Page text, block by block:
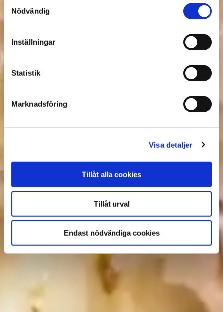
Nödvändig
Inställningar
Statistik
Marknadsföring
Visa detaljer
Tillåt alla cookies
Tillåt urval
Endast nödvändiga cookies